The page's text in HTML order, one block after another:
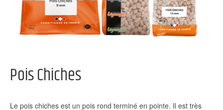
Pois Chiches
Le pois chiches est un pois rond terminé en pointe. Il est très